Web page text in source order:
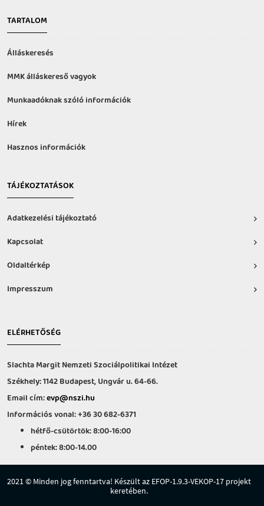
TARTALOM
Álláskeresés
MMK álláskereső vagyok
Munkaadóknak szóló információk
Hírek
Hasznos információk
TÁJÉKOZTATÁSOK
Adatkezelési tájékoztató
Kapcsolat
Oldaltérkép
Impresszum
ELÉRHETŐSÉG
Slachta Margit Nemzeti Szociálpolitikai Intézet
Székhely: 1142 Budapest, Ungvár u. 64-66.
Email cím:evp@nszi.hu
Információs vonal: +36 30 682-6371
hétfő-csütörtök: 8:00-16:00
péntek: 8:00-14.00
2021 © Minden jog fenntartva! Készült az EFOP-1.9.3-VEKOP-17 projekt
keretében.